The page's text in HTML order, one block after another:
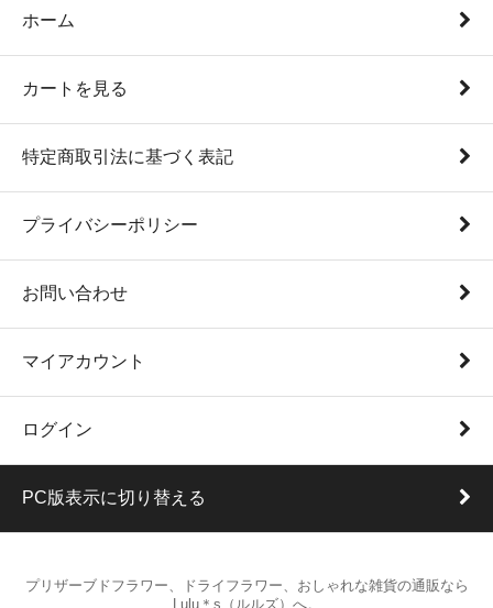
ホーム
カートを見る
特定商取引法に基づく表記
プライバシーポリシー
お問い合わせ
マイアカウント
ログイン
PC版表示に切り替える
プリザーブドフラワー、ドライフラワー、おしゃれな雑貨の通販なら
Lulu＊s（ルルズ）へ。